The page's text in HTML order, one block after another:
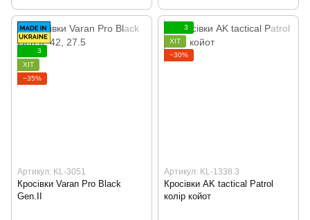
3
ХІТ
−35%
Артикул: KL-3051
Кросівки Varan Pro Black
Gen.II
3
ХІТ
−30%
Артикул: KL-1338.3
Кросівки AK tactical Patrol
колір койот